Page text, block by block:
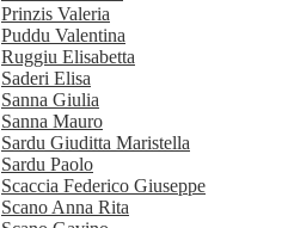
Prinzis Valeria
Puddu Valentina
Ruggiu Elisabetta
Saderi Elisa
Sanna Giulia
Sanna Mauro
Sardu Giuditta Maristella
Sardu Paolo
Scaccia Federico Giuseppe
Scano Anna Rita